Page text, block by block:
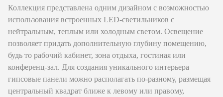
Коллекция представлена одним дизайном с возможностью
использования встроенных LED-светильников с
нейтральным, теплым или холодным светом. Освещение
позволяет придать дополнительную глубину помещению,
будь то рабочий кабинет, зона отдыха, гостиная или
конференц-зал. Для создания уникального интерьера
гипсовые панели можно располагать по-разному, размещая
центральный квадрат ближе к левому или правому,